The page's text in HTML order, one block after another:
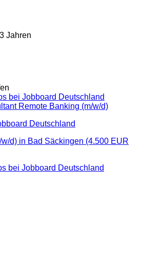
Jahren
bei Jobboard Deutschland
Remote Banking (m/w/d)
Deutschland
d) in Bad Säckingen (4.500 EUR
bei Jobboard Deutschland